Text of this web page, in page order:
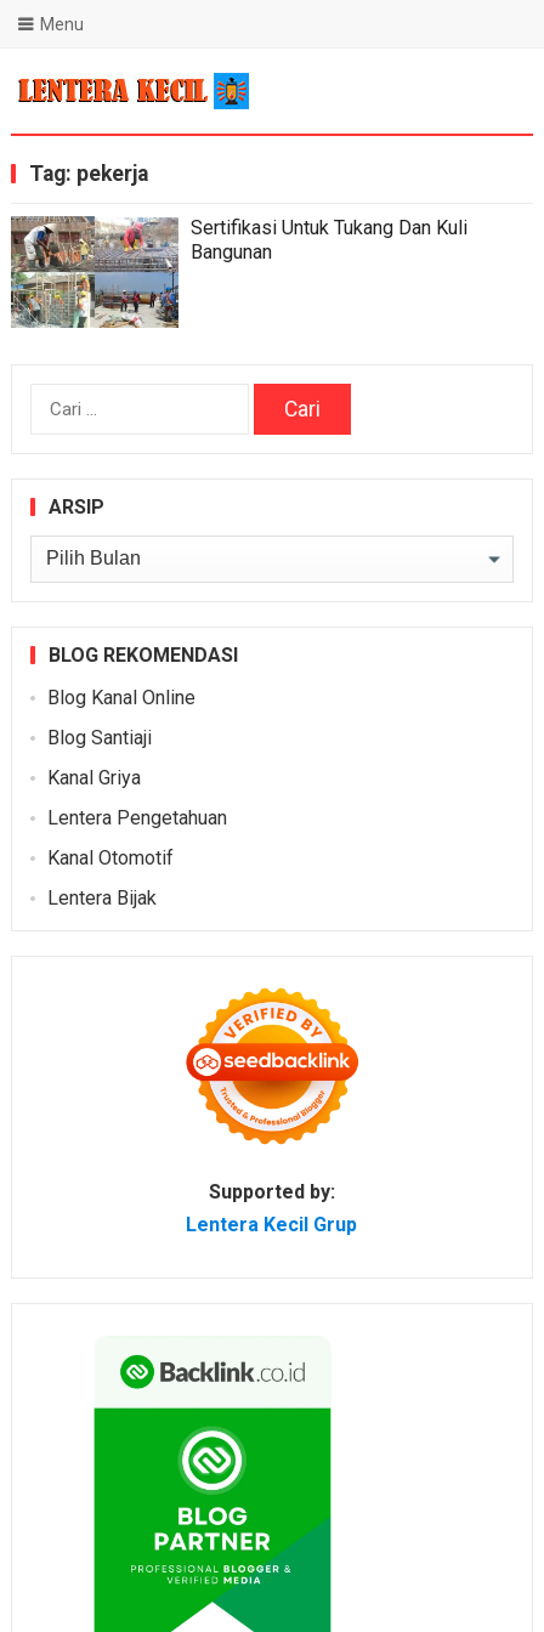
Blog Lentera Kecil
Menu
Tag: pekerja
Sertifikasi Untuk Tukang Dan Kuli
Bangunan
Cari
ARSIP
Arsip
BLOG REKOMENDASI
Blog Kanal Online
Blog Santiaji
Kanal Griya
Lentera Pengetahuan
Kanal Otomotif
Lentera Bijak
Supported by:
Lentera Kecil Grup